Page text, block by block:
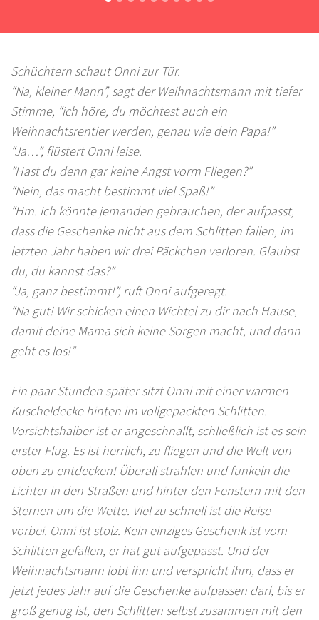
Schüchtern schaut Onni zur Tür.
“Na, kleiner Mann”, sagt der Weihnachtsmann mit tiefer
Stimme, “ich höre, du möchtest auch ein
Weihnachtsrentier werden, genau wie dein Papa!”
“Ja…”, flüstert Onni leise.
”Hast du denn gar keine Angst vorm Fliegen?”
“Nein, das macht bestimmt viel Spaß!”
“Hm. Ich könnte jemanden gebrauchen, der aufpasst,
dass die Geschenke nicht aus dem Schlitten fallen, im
letzten Jahr haben wir drei Päckchen verloren. Glaubst
du, du kannst das?”
“Ja, ganz bestimmt!”, ruft Onni aufgeregt.
“Na gut! Wir schicken einen Wichtel zu dir nach Hause,
damit deine Mama sich keine Sorgen macht, und dann
geht es los!”
Ein paar Stunden später sitzt Onni mit einer warmen
Kuscheldecke hinten im vollgepackten Schlitten.
Vorsichtshalber ist er angeschnallt, schließlich ist es sein
erster Flug. Es ist herrlich, zu fliegen und die Welt von
oben zu entdecken! Überall strahlen und funkeln die
Lichter in den Straßen und hinter den Fenstern mit den
Sternen um die Wette. Viel zu schnell ist die Reise
vorbei. Onni ist stolz. Kein einziges Geschenk ist vom
Schlitten gefallen, er hat gut aufgepasst. Und der
Weihnachtsmann lobt ihn und verspricht ihm, dass er
jetzt jedes Jahr auf die Geschenke aufpassen darf, bis er
groß genug ist, den Schlitten selbst zusammen mit den